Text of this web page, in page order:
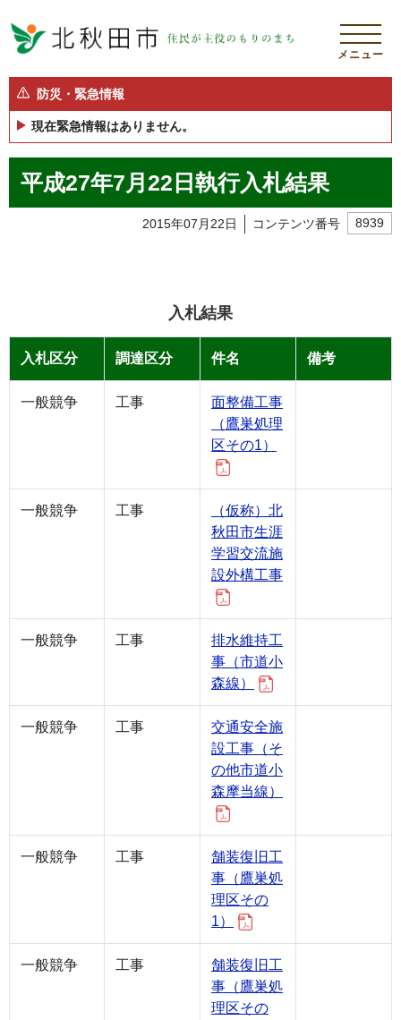
メニュー
防災・緊急情報
現在緊急情報はありません。
平成27年7月22日執行入札結果
2015年07月22日 コンテンツ番号 8939
入札結果
入札区分 調達区分 件名 備考
一般競争 工事
面整備工事
（鷹巣処理
区その1）
一般競争 工事
（仮称）北
秋田市生涯
学習交流施
設外構工事
一般競争 工事
排水維持工
事（市道小
森線）
一般競争 工事
交通安全施
設工事（そ
の他市道小
森摩当線）
一般競争 工事
舗装復旧工
事（鷹巣処
理区その
1）
一般競争 工事
舗装復旧工
事（鷹巣処
理区その